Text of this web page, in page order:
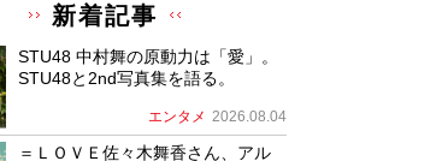
新着記事
STU48 中村舞の原動力は「愛」。
STU48と2nd写真集を語る。
エンタメ 2026.08.04
＝ＬＯＶＥ佐々木舞香さん、アル